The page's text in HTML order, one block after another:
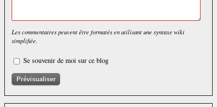
Les commentaires peuvent être formatés en utilisant une syntaxe wiki
simplifiée.
Se souvenir de moi sur ce blog